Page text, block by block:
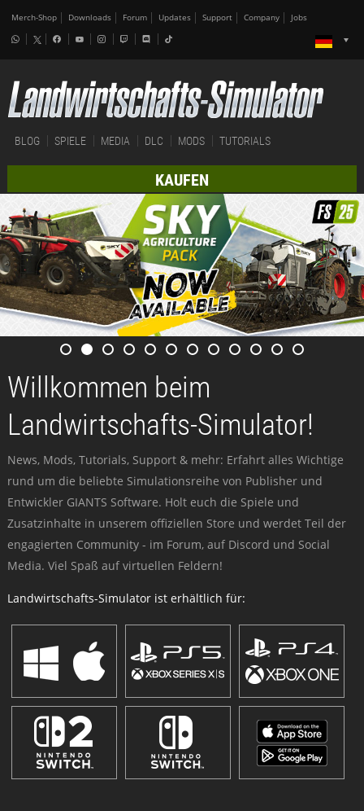
Merch-Shop Downloads Forum Updates Support Company Jobs
BLOG SPIELE MEDIA DLC MODS TUTORIALS
KAUFEN
Willkommen beim
Landwirtschafts-Simulator!
News, Mods, Tutorials, Support & mehr: Erfahrt alles Wichtige
rund um die beliebte Simulationsreihe von Publisher und
Entwickler GIANTS Software. Holt euch die Spiele und
Zusatzinhalte in unserem offiziellen Store und werdet Teil der
engagierten Community - im Forum, auf Discord und Social
Media. Viel Spaß auf virtuellen Feldern!
Landwirtschafts-Simulator ist erhältlich für: